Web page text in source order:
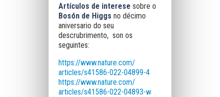
Artículos de interese sobre o
Bosón de Higgs no décimo
aniversario do seu
descrubrimento, son os
seguintes:
https://www.nature.com/
articles/s41586-022-04899-4
https://www.nature.com/
articles/s41586-022-04893-w